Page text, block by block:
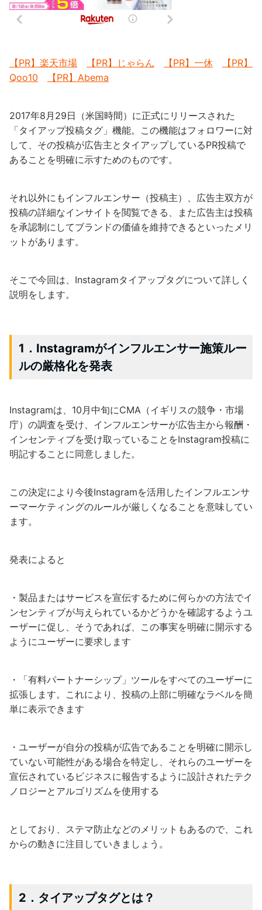
【PR】楽天市場 【PR】じゃらん 【PR】一休
【PR】
Qoo10
【PR】Abema
2017年8月29日（米国時間）に正式にリリースされた
「タイアップ投稿タグ」機能。この機能はフォロワーに対
して、その投稿が広告主とタイアップしているPR投稿で
あることを明確に示すためのものです。
それ以外にもインフルエンサー（投稿主）、広告主双方が
投稿の詳細なインサイトを閲覧できる、また広告主は投稿
を承認制にしてブランドの価値を維持できるといったメリ
ットがあります。
そこで今回は、Instagramタイアップタグについて詳しく
説明をします。
1．Instagramがインフルエンサー施策ルー
ルの厳格化を発表
Instagramは、10月中旬にCMA（イギリスの競争・市場
庁）の調査を受け、インフルエンサーが広告主から報酬・
インセンティブを受け取っていることをInstagram投稿に
明記することに同意しました。
この決定により今後Instagramを活用したインフルエンサ
ーマーケティングのルールが厳しくなることを意味してい
ます。
発表によると
・製品またはサービスを宣伝するために何らかの方法でイ
ンセンティブが与えられているかどうかを確認するようユ
ーザーに促し、そうであれば、この事実を明確に開示する
ようにユーザーに要求します
・「有料パートナーシップ」ツールをすべてのユーザーに
拡張します。これにより、投稿の上部に明確なラベルを簡
単に表示できます
・ユーザーが自分の投稿が広告であることを明確に開示し
ていない可能性がある場合を特定し、それらのユーザーを
宣伝されているビジネスに報告するように設計されたテク
ノロジーとアルゴリズムを使用する
としており、ステマ防止などのメリットもあるので、これ
からの動きに注目していきましょう。
2．タイアップタグとは？